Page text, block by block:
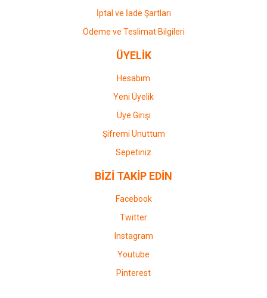
İptal ve İade Şartları
Ödeme ve Teslimat Bilgileri
ÜYELİK
Hesabım
Yeni Üyelik
Üye Girişi
Şifremi Unuttum
Sepetiniz
BİZİ TAKİP EDİN
Facebook
Twitter
Instagram
Youtube
Pinterest